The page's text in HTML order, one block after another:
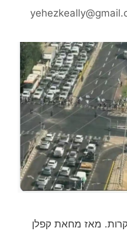
מאז מחאת קפלן